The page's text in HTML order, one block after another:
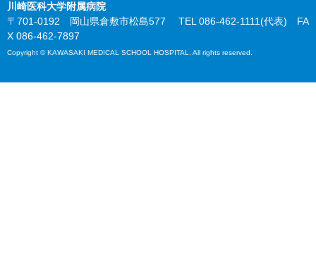
川崎医科大学附属病院
〒701-0192 岡山県倉敷市松島577 TEL 086-462-1111(代表) FA
X 086-462-7897
Copyright © KAWASAKI MEDICAL SCHOOL HOSPITAL. All rights reserved.